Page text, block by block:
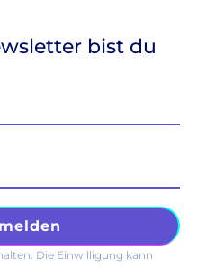
bist du
Die Einwilligung kann